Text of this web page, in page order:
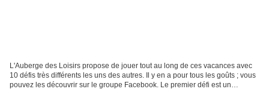
L'Auberge des Loisirs propose de jouer tout au long de ces vacances avec
10 défis très différents les uns des autres. Il y en a pour tous les goûts ; vous
pouvez les découvrir sur le groupe Facebook. Le premier défi est un